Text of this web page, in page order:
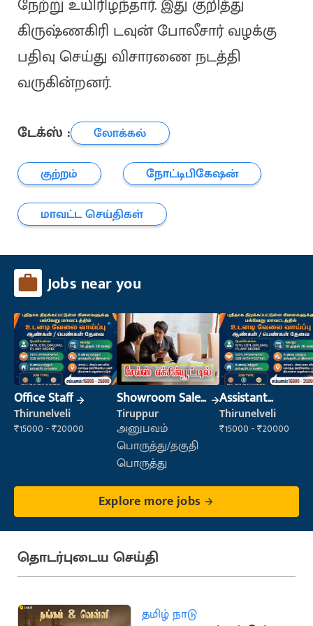
நேற்று உயிரிழந்தார். இது குறித்து
கிருஷ்ணகிரி டவுன் போலீசார் வழக்கு
பதிவு செய்து விசாரணை நடத்தி
வருகின்றனர்.
டேக்ஸ் :
லோக்கல்
குற்றம்
நோட்டிபிகேஷன்
மாவட்ட செய்திகள்
Jobs near you
Office Staff
Thirunelveli
₹15000 - ₹20000
Showroom Sales
Executive (Retail
Sales)
Tiruppur
அனுபவம்
பொருத்து/தகுதி
பொருத்து
Assistant
Manager
Thirunelveli
₹15000 - ₹20000
Explore more jobs
தொடர்புடைய செய்தி
தமிழ் நாடு